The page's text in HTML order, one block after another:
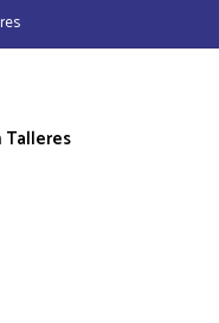
Talleres